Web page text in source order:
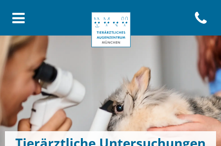
Homepage Tierärztliches
Open